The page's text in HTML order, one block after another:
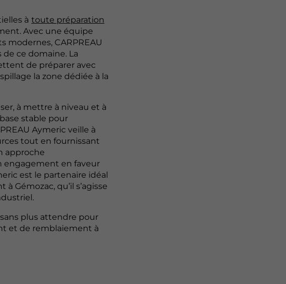
à toute préparation
Avec une équipe
modernes, CARPREAU
ce domaine. La
de préparer avec
la zone dédiée à la
à mettre à niveau et à
stable pour
Aymeric veille à
tout en fournissant
approche
engagement en faveur
est le partenaire idéal
Gémozac, qu’il s’agisse
plus attendre pour
et de remblaiement à